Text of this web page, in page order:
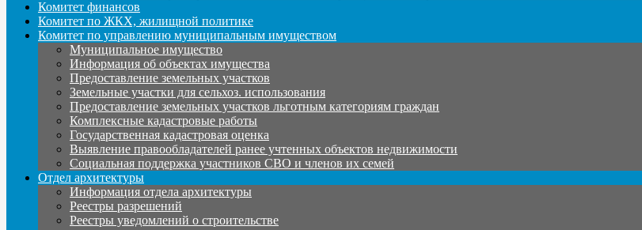
Комитет финансов
Комитет по ЖКХ, жилищной политике
Комитет по управлению муниципальным имуществом
Муниципальное имущество
Информация об объектах имущества
Предоставление земельных участков
Земельные участки для сельхоз. использования
Предоставление земельных участков льготным категориям граждан
Комплексные кадастровые работы
Государственная кадастровая оценка
Выявление правообладателей ранее учтенных объектов недвижимости
Социальная поддержка участников СВО и членов их семей
Отдел архитектуры
Информация отдела архитектуры
Реестры разрешений
Реестры уведомлений о строительстве